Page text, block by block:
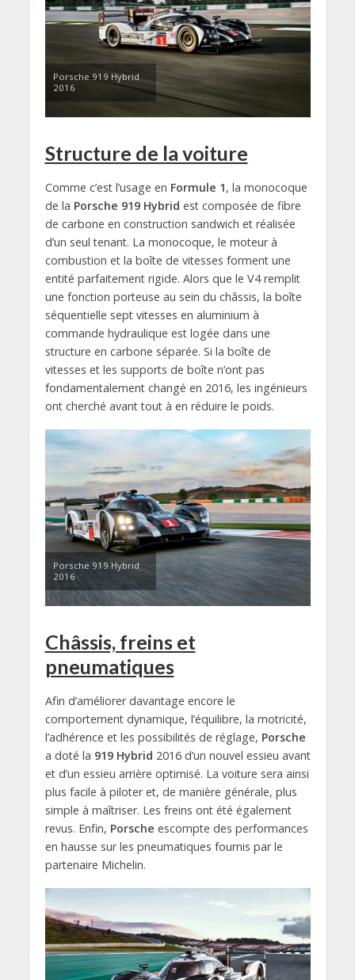
Porsche 919 Hybrid
2016
Structure de la voiture
Comme c’est l’usage en Formule 1, la monocoque
de la Porsche 919 Hybrid est composée de fibre
de carbone en construction sandwich et réalisée
d’un seul tenant. La monocoque, le moteur à
combustion et la boîte de vitesses forment une
entité parfaitement rigide. Alors que le V4 remplit
une fonction porteuse au sein du châssis, la boîte
séquentielle sept vitesses en aluminium à
commande hydraulique est logée dans une
structure en carbone séparée. Si la boîte de
vitesses et les supports de boîte n’ont pas
fondamentalement changé en 2016, les ingénieurs
ont cherché avant tout à en réduire le poids.
Porsche 919 Hybrid
2016
Châssis, freins et
pneumatiques
Afin d’améliorer davantage encore le
comportement dynamique, l’équilibre, la motricité,
l’adhérence et les possibilités de réglage, Porsche
a doté la 919 Hybrid 2016 d’un nouvel essieu avant
et d’un essieu arrière optimisé. La voiture sera ainsi
plus facile à piloter et, de manière générale, plus
simple à maîtriser. Les freins ont été également
revus. Enfin, Porsche escompte des performances
en hausse sur les pneumatiques fournis par le
partenaire Michelin.